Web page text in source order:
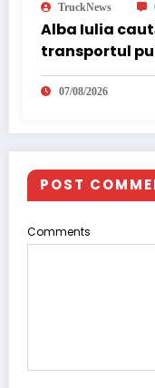
TruckNews
Alba Iulia
transportul
07/08/2026
POST
Comments